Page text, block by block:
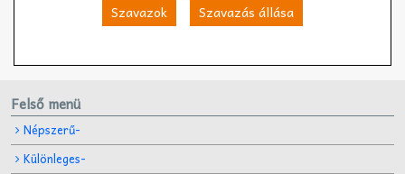
Szavazok Szavazás állása
Felső menü
Népszerű-
Különleges-